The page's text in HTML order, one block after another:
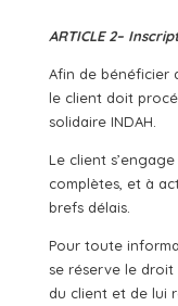
ARTICLE 2–
Afin de bénéficier
le client doit
solidaire INDAH.
Le client
complètes, et à
brefs délais.
Pour toute
se réserve le
du client et de lui